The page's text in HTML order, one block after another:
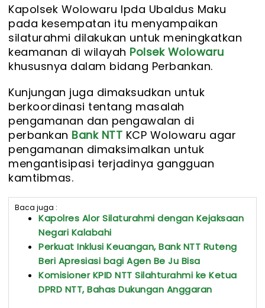
Kapolsek Wolowaru Ipda Ubaldus Maku
pada kesempatan itu menyampaikan
silaturahmi dilakukan untuk meningkatkan
keamanan di wilayah Polsek Wolowaru
khususnya dalam bidang Perbankan.
Kunjungan juga dimaksudkan untuk
berkoordinasi tentang masalah
pengamanan dan pengawalan di
perbankan Bank NTT KCP Wolowaru agar
pengamanan dimaksimalkan untuk
mengantisipasi terjadinya gangguan
kamtibmas.
Baca juga :
Kapolres Alor Silaturahmi dengan Kejaksaan
Negari Kalabahi
Perkuat Inklusi Keuangan, Bank NTT Ruteng
Beri Apresiasi bagi Agen Be Ju Bisa
Komisioner KPID NTT Silahturahmi ke Ketua
DPRD NTT, Bahas Dukungan Anggaran